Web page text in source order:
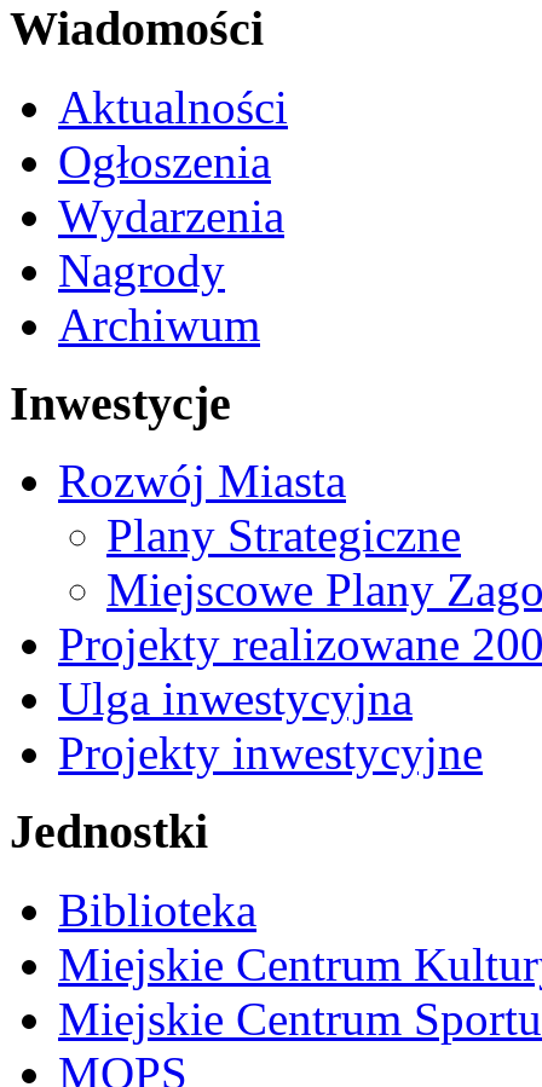
Wiadomości
Aktualności
Ogłoszenia
Wydarzenia
Nagrody
Archiwum
Inwestycje
Rozwój Miasta
Plany Strategiczne
Miejscowe Plany
Projekty realizowane
Ulga inwestycyjna
Projekty inwestycyjne
Jednostki
Biblioteka
Miejskie Centrum
Miejskie Centrum
MOPS